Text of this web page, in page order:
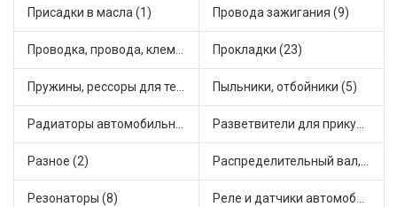
Присадки в масла (1) Провода зажигания (9)
Проводка, провода, клеммы и разъемы (17) Прокладки (23)
Пружины, рессоры для техники (28) Пыльники, отбойники (5)
Радиаторы автомобильные (7) Разветвители для прикуривателя (3)
Разное (2) Распределительный вал, шестерни распределительного (7)
Резонаторы (8) Реле и датчики автомобильные (63)